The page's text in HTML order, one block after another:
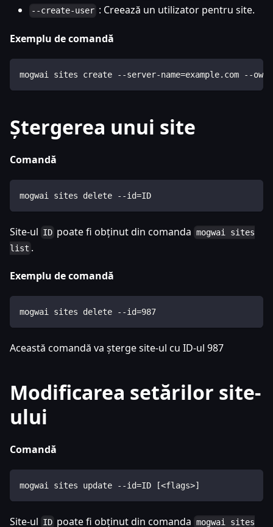
--create-user : Creează un utilizator pentru site.
Exemplu de comandă
mogwai sites create --server-name=example.com --
Ștergerea unui site
Comandă
mogwai sites delete --id=ID
Site-ul ID poate fi obținut din comanda mogwai sites
list .
Exemplu de comandă
mogwai sites delete --id=987
Această comandă va șterge site-ul cu ID-ul 987
Modificarea setărilor site-
ului
Comandă
mogwai sites update --id=ID [<flags>]
Site-ul ID poate fi obținut din comanda mogwai sites